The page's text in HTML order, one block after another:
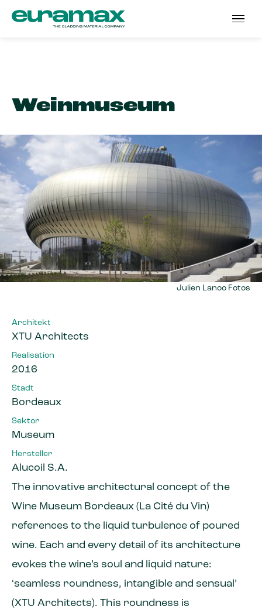
Wein­museum
Julien Lanoo Fotos
Architekt
XTU Architects
Realisation
2016
Stadt
Bordeaux
Sektor
Museum
Hersteller
Alucoil S.A.
The innovative architectural concept of the
Wine Museum Bordeaux (La Cité du Vin)
references to the liquid turbulence of poured
wine. Each and every detail of its architecture
evokes the wine’s soul and liquid nature:
‘seamless roundness, intangible and sensual’
(XTU Architects). This roundness is